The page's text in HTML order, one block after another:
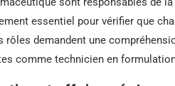
essentiel pour vérifier que
rôles demandent une
comme technicien en